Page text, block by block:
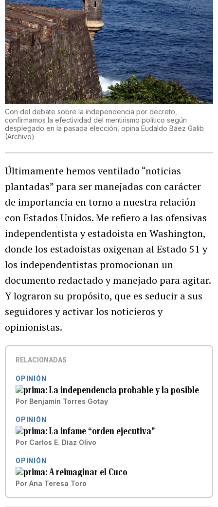
Con del debate sobre la independencia por decreto,
confirmamos la efectividad del mentirismo político según
desplegado en la pasada elección, opina Eudaldo Báez Galib
(Archivo)
Últimamente hemos ventilado “noticias
plantadas” para ser manejadas con carácter
de importancia en torno a nuestra relación
con Estados Unidos. Me refiero a las ofensivas
independentista y estadoista en Washington,
donde los estadoistas oxigenan al Estado 51 y
los independentistas promocionan un
documento redactado y manejado para agitar.
Y lograron su propósito, que es seducir a sus
seguidores y activar los noticieros y
opinionistas.
RELACIONADAS
OPINIÓN
La independencia probable y la posible
Por Benjamín Torres Gotay
OPINIÓN
La infame “orden ejecutiva”
Por Carlos E. Díaz Olivo
OPINIÓN
A reimaginar el Cuco
Por Ana Teresa Toro